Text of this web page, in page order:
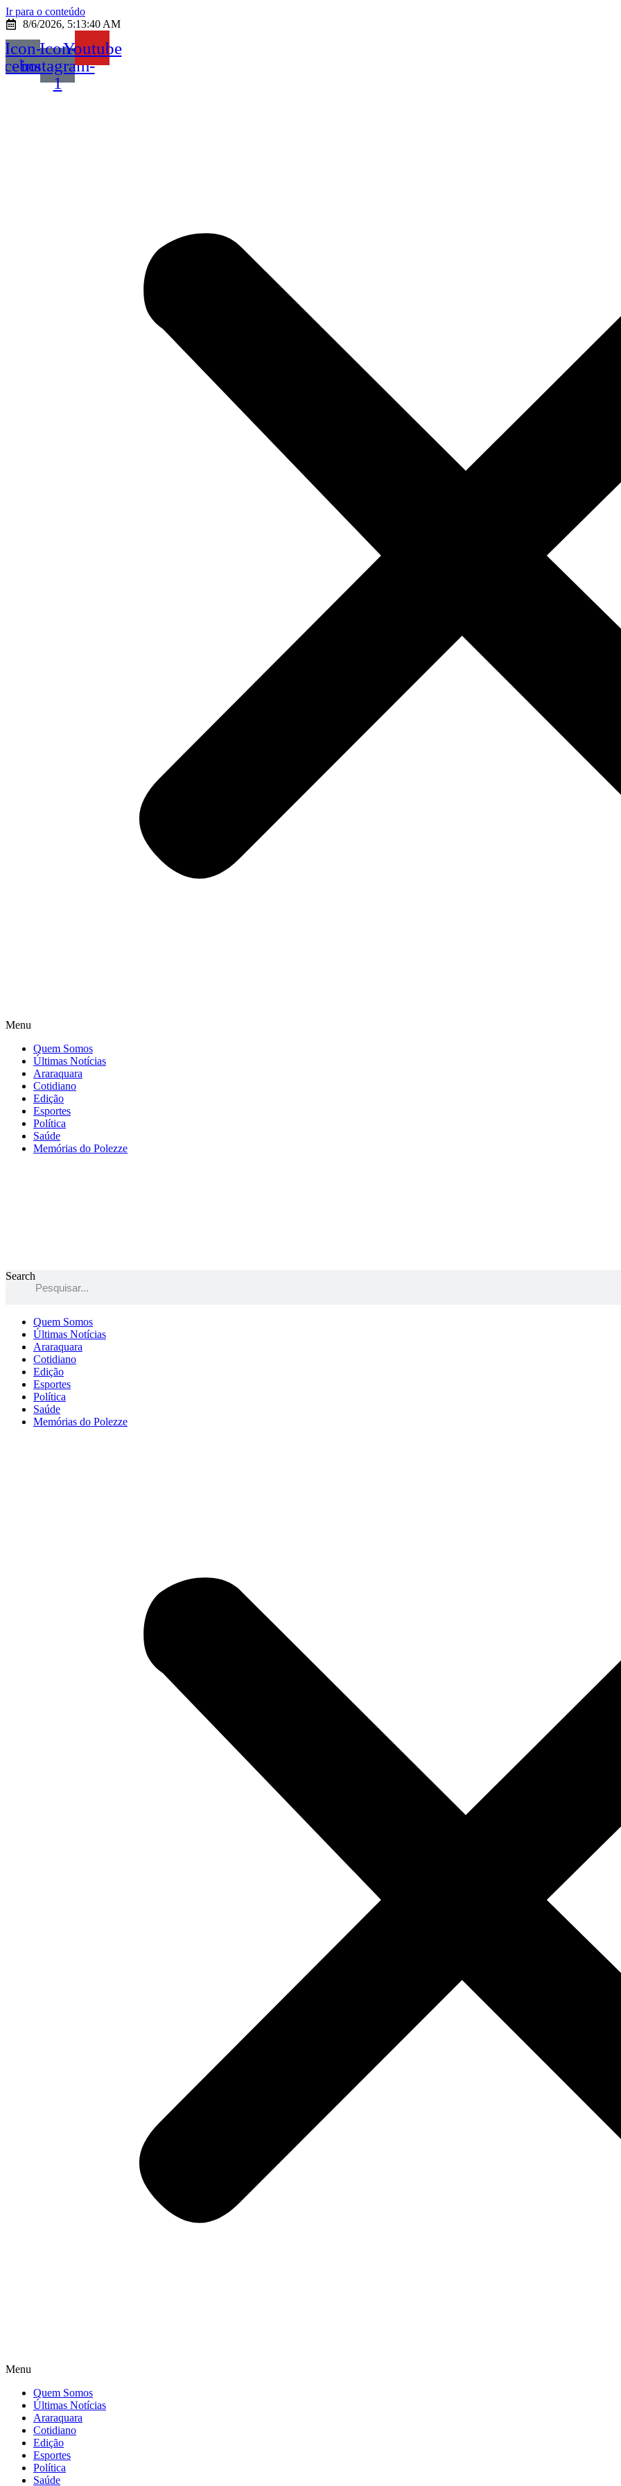
Ir para o conteúdo
8/6/2026, 5:13:40 AM
Icon-Icon-
instagram-
1
Youtube
Menu
Quem Somos
Últimas Notícias
Araraquara
Cotidiano
Edição
Esportes
Política
Saúde
Memórias do Polezze
Search
Quem Somos
Últimas Notícias
Araraquara
Cotidiano
Edição
Esportes
Política
Saúde
Memórias do Polezze
Menu
Quem Somos
Últimas Notícias
Araraquara
Cotidiano
Edição
Esportes
Política
Saúde